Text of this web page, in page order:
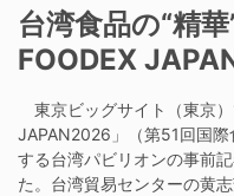
台湾食品の“精
FOODEX
東京ビッグサイト（東京
JAPAN2026」（第51回国
する台湾パビリオンの事前
た。台湾貿易センターの黄